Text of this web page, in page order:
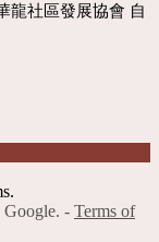
社區發展協會 自
Google. - Terms of